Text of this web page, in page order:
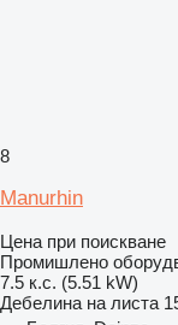
8
Manurhin
Цена при поискване
Промишлено
7.5 к.с. (5.51 kW)
Дебелина на листа